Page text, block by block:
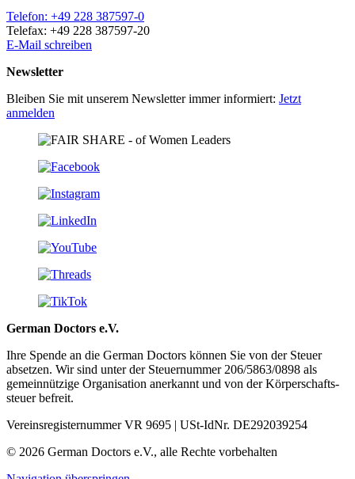
Telefon: +49 228 387597-0
Telefax: +49 228 387597-20
E-Mail schreiben
Newsletter
Bleiben Sie mit unserem Newsletter immer informiert: Jetzt
anmelden
German Doctors e.V.
Ihre Spende an die German Doctors können Sie von der Steuer
absetzen. Wir sind unter der Steuer­nummer 206/5863/0898 als
gemein­nützige Organisation aner­kannt und von der Körper­schafts­
steuer befreit.
Vereinsregisternummer VR 9695 | USt-IdNr. DE292039254
© 2026 German Doctors e.V., alle Rechte vorbehalten